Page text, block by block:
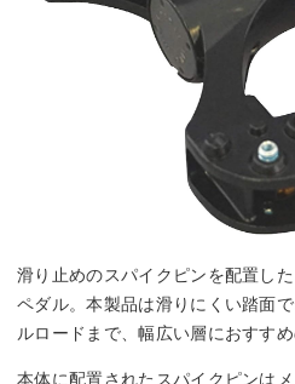
滑り止めのスパイクピンを配置し
ペダル。本製品は滑りにくい踏面
ルロードまで、幅広い層におすすめ
本体に配置されたスパイクピンは